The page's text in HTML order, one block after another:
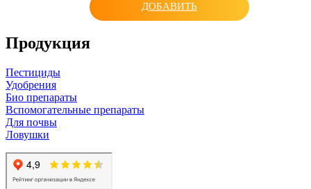
ДОБАВИТЬ
Продукция
Пестициды
Удобрения
Био препараты
Вспомогательные препараты
Для почвы
Ловушки